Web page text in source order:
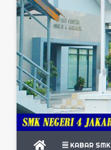
BERANDAKABAR SMK